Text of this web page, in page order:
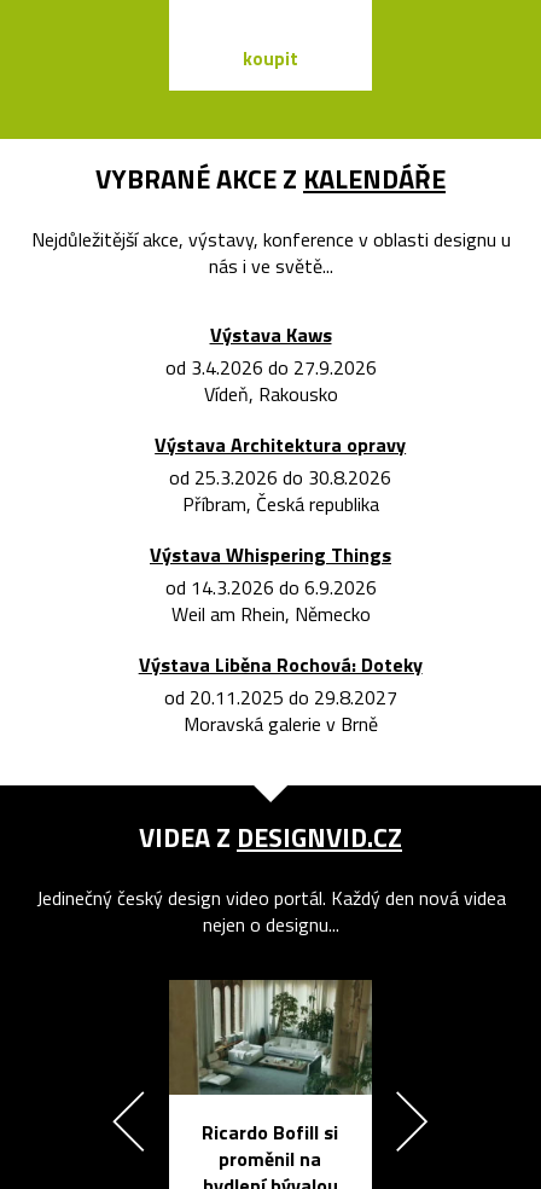
koupit
VYBRANÉ AKCE Z KALENDÁŘE
Nejdůležitější akce, výstavy, konference v oblasti designu u
nás i ve světě...
Výstava Kaws
od 3.4.2026 do 27.9.2026
Vídeň, Rakousko
Výstava Architektura opravy
od 25.3.2026 do 30.8.2026
Příbram, Česká republika
Výstava Whispering Things
od 14.3.2026 do 6.9.2026
Weil am Rhein, Německo
Výstava Liběna Rochová: Doteky
od 20.11.2025 do 29.8.2027
Moravská galerie v Brně
VIDEA Z DESIGNVID.CZ
Jedinečný český design video portál. Každý den nová videa
nejen o designu...
Ricardo Bofill si
proměnil na